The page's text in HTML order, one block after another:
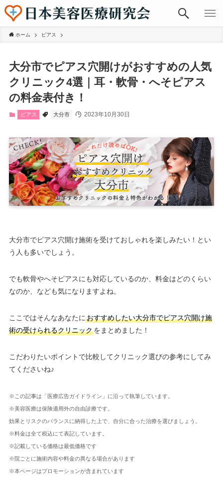
ホーム ピアス
大分市でピアス穴開けがおすすめの人気
クリニック4選｜耳・軟骨・へそピアス
の料金表付き！
ピアス 大分市 2023年10月30日
大分市でピアス穴開け施術を受けておしゃれを楽しみたい！とい
う人も多いでしょう。
でも軟骨やへそピアスにも対応しているのか、料金はどのくらい
なのか、なども気になりますよね。
ここではそんなあなたに おすすめしたい大分市でピアス穴開け施
術の受けられるクリニックをまとめました！
こだわりたいポイントで比較してクリニック選びの参考にしてみ
てくださいね♪
※この記事は「医療広告ガイドライン」に沿って執筆しています。
※美容医療は保険適用外の自由診療です。
効果とリスクのバランスに納得した上で、自分に合った治療を選びましょう。
※料金は全て税込にて表記しています。
※記載している価格は最低価格です
※院ごとに施術内容や料金の異なる場合があります
※本ページはプロモーションが含まれています